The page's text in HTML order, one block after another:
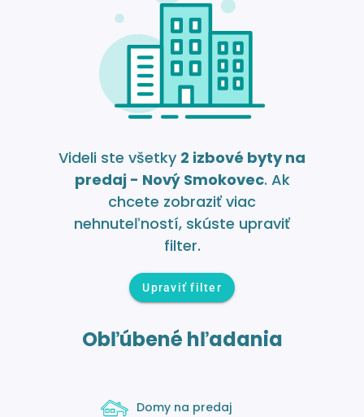
Videli ste všetky 2 izbové byty na
predaj - Nový Smokovec. Ak
chcete zobraziť viac
nehnuteľností, skúste upraviť
filter.
Upraviť filter
Obľúbené hľadania
Domy na predaj